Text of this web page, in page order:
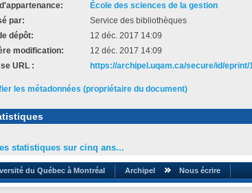
École des sciences de la gestion
par:
Service des bibliothèques
dépôt:
12 déc. 2017 14:09
modification:
12 déc. 2017 14:09
URL :
https://archipel.uqam.ca/secure/id/eprint/
les métadonnées (propriétaire du document)
statistiques sur cinq ans...
du Québec à Montréal Archipel Nous écrire